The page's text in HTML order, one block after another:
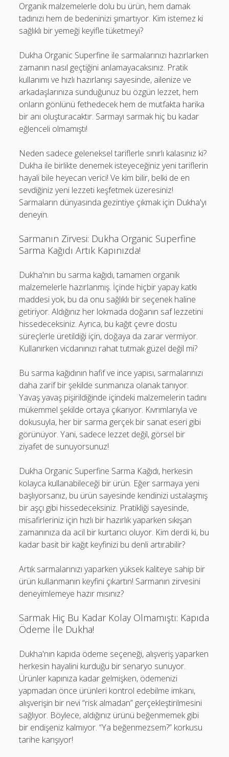
Organik malzemelerle dolu bu ürün, hem damak
tadınızı hem de bedeninizi şımartıyor. Kim istemez ki
sağlıklı bir yemeği keyifle tüketmeyi?
Dukha Organic Superfine ile sarmalarınızı hazırlarken
zamanın nasıl geçtiğini anlamayacaksınız. Pratik
kullanımı ve hızlı hazırlanışı sayesinde, ailenize ve
arkadaşlarınıza sunduğunuz bu özgün lezzet, hem
onların gönlünü fethedecek hem de mutfakta harika
bir anı oluşturacaktır. Sarmayı sarmak hiç bu kadar
eğlenceli olmamıştı!
Neden sadece geleneksel tariflerle sınırlı kalasınız ki?
Dukha ile birlikte denemek isteyeceğiniz yeni tariflerin
hayali bile heyecan verici! Ve kim bilir, belki de en
sevdiğiniz yeni lezzeti keşfetmek üzeresiniz!
Sarmaların dünyasında gezintiye çıkmak için Dukha'yı
deneyin.
Sarmanın Zirvesi: Dukha Organic Superfine
Sarma Kağıdı Artık Kapınızda!
Dukha'nın bu sarma kağıdı, tamamen organik
malzemelerle hazırlanmış. İçinde hiçbir yapay katkı
maddesi yok, bu da onu sağlıklı bir seçenek haline
getiriyor. Aldığınız her lokmada doğanın saf lezzetini
hissedeceksiniz. Ayrıca, bu kağıt çevre dostu
süreçlerle üretildiği için, doğaya da zarar vermiyor.
Kullanırken vicdanınızı rahat tutmak güzel değil mi?
Bu sarma kağıdının hafif ve ince yapısı, sarmalarınızı
daha zarif bir şekilde sunmanıza olanak tanıyor.
Yavaş yavaş pişirildiğinde içindeki malzemelerin tadını
mükemmel şekilde ortaya çıkarıyor. Kıvrımlarıyla ve
dokusuyla, her bir sarma gerçek bir sanat eseri gibi
görünüyor. Yani, sadece lezzet değil, görsel bir
ziyafet de sunuyorsunuz!
Dukha Organic Superfine Sarma Kağıdı, herkesin
kolayca kullanabileceği bir ürün. Eğer sarmaya yeni
başlıyorsanız, bu ürün sayesinde kendinizi ustalaşmış
bir aşçı gibi hissedeceksiniz. Pratikliği sayesinde,
misafirleriniz için hızlı bir hazırlık yaparken sıkışan
zamanınıza da acil bir kurtarıcı oluyor. Kim derdi ki, bu
kadar basit bir kağıt keyfinizi bu denli artırabilir?
Artık sarmalarınızı yaparken yüksek kaliteye sahip bir
ürün kullanmanın keyfini çıkartın! Sarmanın zirvesini
deneyimlemeye hazır mısınız?
Sarmak Hiç Bu Kadar Kolay Olmamıştı: Kapıda
Ödeme İle Dukha!
Dukha'nın kapıda ödeme seçeneği, alışveriş yaparken
herkesin hayalini kurduğu bir senaryo sunuyor.
Ürünler kapınıza kadar gelmişken, ödemenizi
yapmadan önce ürünleri kontrol edebilme imkanı,
alışverişin bir nevi “risk almadan” gerçekleştirilmesini
sağlıyor. Böylece, aldığınız ürünü beğenmemek gibi
bir endişeniz kalmıyor. “Ya beğenmezsem?” korkusu
tarihe karışıyor!